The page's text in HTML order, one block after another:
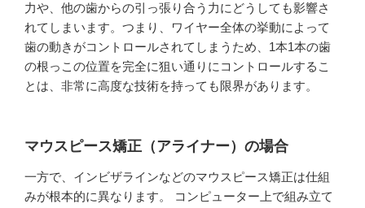
力や、他の歯からの引っ張り合う力にどうしても影響さ
れてしまいます。つまり、ワイヤー全体の挙動によって
歯の動きがコントロールされてしまうため、1本1本の歯
の根っこの位置を完全に狙い通りにコントロールするこ
とは、非常に高度な技術を持っても限界があります。
マウスピース矯正（アライナー）の場合
一方で、インビザラインなどのマウスピース矯正は仕組
みが根本的に異なります。 コンピューター上で組み立て